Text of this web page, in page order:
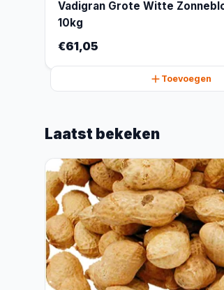
Vadigran Grote Witte
10kg
€61,05
Toevoegen
Laatst bekeken